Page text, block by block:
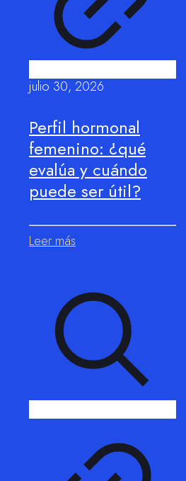
julio 30, 2026
Perfil hormonal
femenino: ¿qué
evalúa y cuándo
puede ser útil?
Leer más